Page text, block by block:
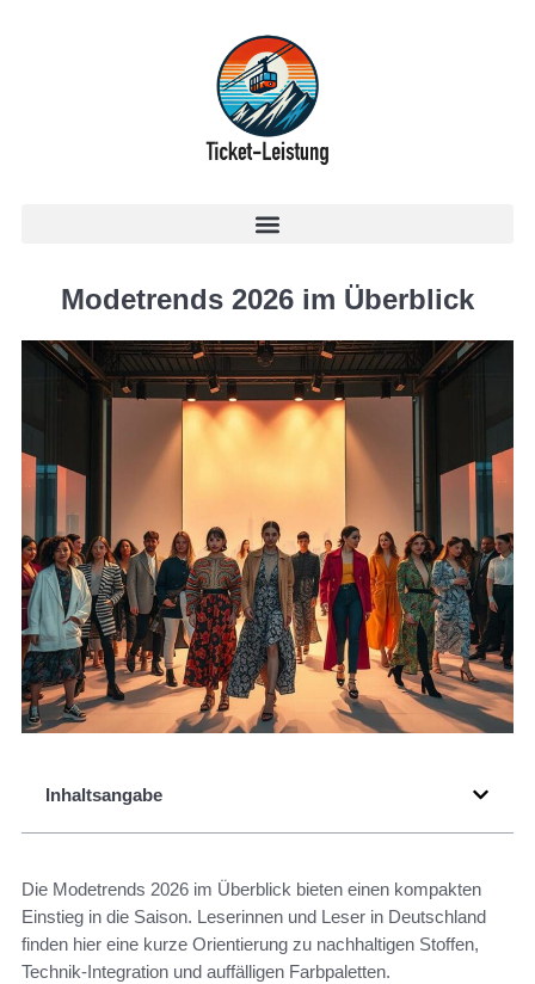
Modetrends 2026 im Überblick
Inhaltsangabe
Die Modetrends 2026 im Überblick bieten einen kompakten
Einstieg in die Saison. Leserinnen und Leser in Deutschland
finden hier eine kurze Orientierung zu nachhaltigen Stoffen,
Technik-Integration und auffälligen Farbpaletten.